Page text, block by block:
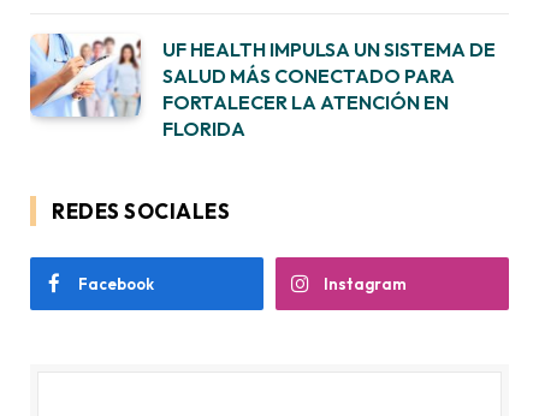
UF HEALTH IMPULSA UN SISTEMA DE
SALUD MÁS CONECTADO PARA
FORTALECER LA ATENCIÓN EN
FLORIDA
REDES SOCIALES
Facebook Instagram